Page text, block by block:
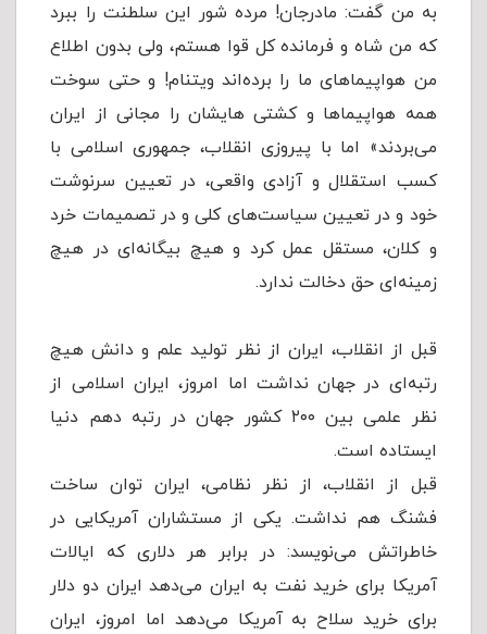
به من گفت: مادرجان! مرده شور این سلطنت را ببرد
که من شاه و فرمانده کل قوا هستم، ولی بدون اطلاع
من هواپیماهای ما را برده‌اند ویتنام! و حتی سوخت
همه هواپیماها و کشتی هایشان را مجانی از ایران
می‌بردند» اما با پیروزی انقلاب، جمهوری اسلامی با
کسب استقلال و آزادی واقعی، در تعیین سرنوشت
خود و در تعیین سیاست‌های کلی و در تصمیمات خرد
و کلان، مستقل عمل کرد و هیچ بیگانه‌ای در هیچ
زمینه‌ای حق دخالت ندارد.
قبل از انقلاب، ایران از نظر تولید علم و دانش هیچ
رتبه‌ای در جهان نداشت اما امروز، ایران اسلامی از
نظر علمی بین ۲۰۰ کشور جهان در رتبه دهم دنیا
ایستاده است.
قبل از انقلاب، از نظر نظامی، ایران توان ساخت
فشنگ هم نداشت. یکی از مستشاران آمریکایی در
خاطراتش می‌نویسد: در برابر هر دلاری که ایالات
آمریکا برای خرید نفت به ایران می‌دهد ایران دو دلار
برای خرید سلاح به آمریکا می‌دهد اما امروز، ایران